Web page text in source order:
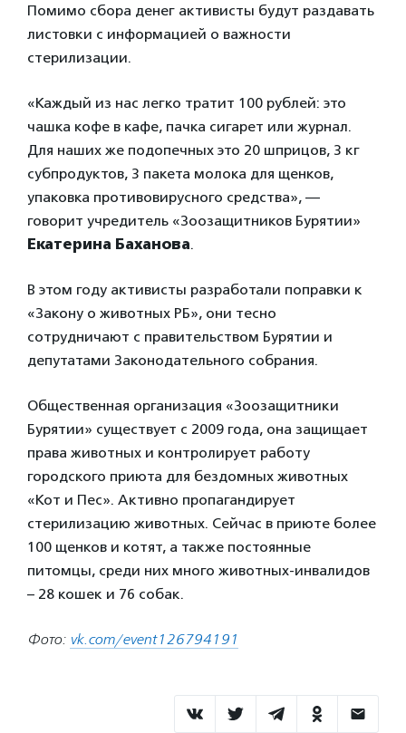
Помимо сбора денег активисты будут раздавать
листовки с информацией о важности
стерилизации.
«Каждый из нас легко тратит 100 рублей: это
чашка кофе в кафе, пачка сигарет или журнал.
Для наших же подопечных это 20 шприцов, 3 кг
субпродуктов, 3 пакета молока для щенков,
упаковка противовирусного средства», —
говорит учредитель «Зоозащитников Бурятии»
Екатерина Баханова.
В этом году активисты разработали поправки к
«Закону о животных РБ», они тесно
сотрудничают с правительством Бурятии и
депутатами Законодательного собрания.
Общественная организация «Зоозащитники
Бурятии» существует с 2009 года, она защищает
права животных и контролирует работу
городского приюта для бездомных животных
«Кот и Пес». Активно пропагандирует
стерилизацию животных. Сейчас в приюте более
100 щенков и котят, а также постоянные
питомцы, среди них много животных-инвалидов
– 28 кошек и 76 собак.
Фото: vk.com/event126794191